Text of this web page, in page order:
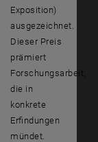
Exposition)
ausgezeichnet.
Dieser Preis
prämiert
Forschungsarbeit,
die in
konkrete
Erfindungen
mündet.